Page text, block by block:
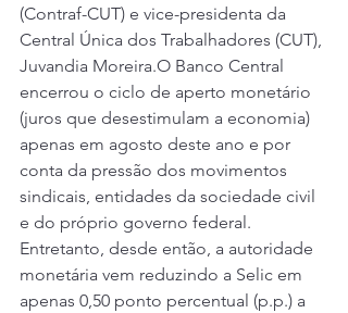
(Contraf-CUT) e vice-presidenta da
Central Única dos Trabalhadores (CUT),
Juvandia Moreira.O Banco Central
encerrou o ciclo de aperto monetário
(juros que desestimulam a economia)
apenas em agosto deste ano e por
conta da pressão dos movimentos
sindicais, entidades da sociedade civil
e do próprio governo federal.
Entretanto, desde então, a autoridade
monetária vem reduzindo a Selic em
apenas 0,50 ponto percentual (p.p.) a